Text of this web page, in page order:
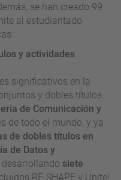
se han creado 99
al estudiantado
y actividades
significativos en la
y dobles títulos.
de Comunicación y
de todo el mundo, y ya
de dobles títulos en
de Datos y
desarrollando siete
RE-SHAPE y Unite!